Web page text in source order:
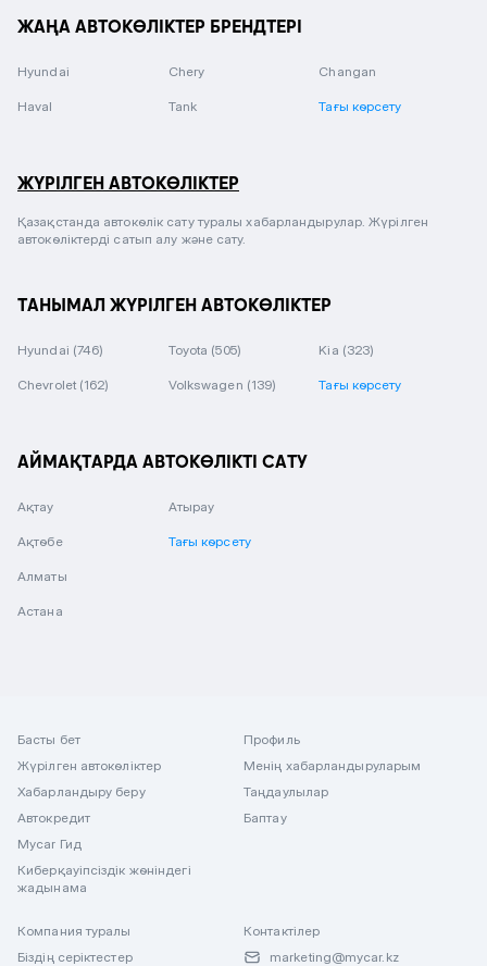
ЖАҢА АВТОКӨЛІКТЕР БРЕНДТЕРІ
Hyundai Chery Changan
Haval Tank Тағы көрсету
ЖҮРІЛГЕН АВТОКӨЛІКТЕР
Қазақстанда автокөлік сату туралы хабарландырулар. Жүрілген
автокөліктерді сатып алу және сату.
ТАНЫМАЛ ЖҮРІЛГЕН АВТОКӨЛІКТЕР
Hyundai (746) Toyota (505) Kia (323)
Chevrolet (162) Volkswagen (139) Тағы көрсету
АЙМАҚТАРДА АВТОКӨЛІКТІ САТУ
Ақтау
Ақтөбе
Алматы
Астана
Атырау
Тағы көрсету
Басты бет
Жүрілген автокөліктер
Хабарландыру беру
Автокредит
Mycar Гид
Киберқауіпсіздік жөніндегі
жадынама
Профиль
Менің хабарландыруларым
Таңдаулылар
Баптау
Компания туралы
Біздің серіктестер
Контактілер
marketing@mycar.kz